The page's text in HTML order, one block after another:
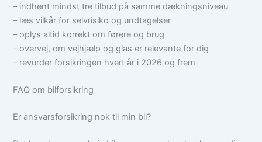
– indhent mindst tre tilbud på samme dækningsniveau
– læs vilkår for selvrisiko og undtagelser
– oplys altid korrekt om førere og brug
– overvej, om vejhjælp og glas er relevante for dig
– revurder forsikringen hvert år i 2026 og frem
FAQ om bilforsikring
Er ansvarsforsikring nok til min bil?